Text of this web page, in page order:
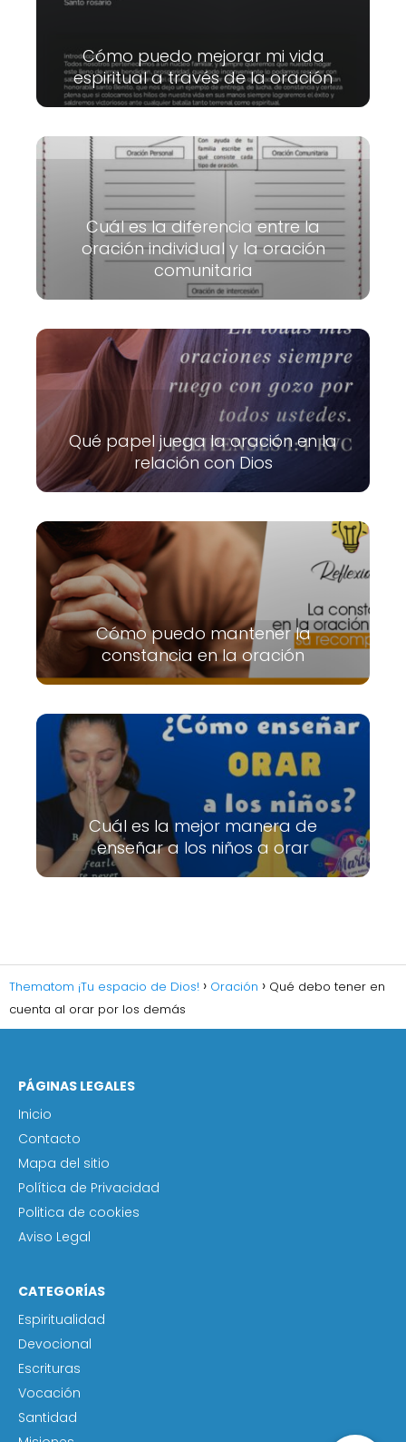
Cómo puedo mejorar mi vida
espiritual a través de la oración
Cuál es la diferencia entre la
oración individual y la oración
comunitaria
Qué papel juega la oración en la
relación con Dios
Cómo puedo mantener la
constancia en la oración
Cuál es la mejor manera de
enseñar a los niños a orar
Thematom ¡Tu espacio de Dios! Oración
Qué debo tener en
cuenta al orar por los demás
PÁGINAS LEGALES
Inicio
Contacto
Mapa del sitio
Política de Privacidad
Politica de cookies
Aviso Legal
CATEGORÍAS
Espiritualidad
Devocional
Escrituras
Vocación
Santidad